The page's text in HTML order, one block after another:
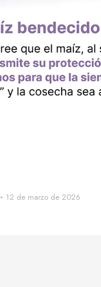
12 de marzo de 2026